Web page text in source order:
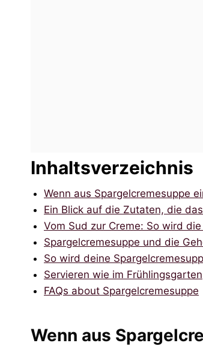
Inhaltsverzeichnis
Wenn aus Spargelcremesuppe
Ein Blick auf die Zutaten, die
Vom Sud zur Creme: So wird
Spargelcremesuppe und die
So wird deine
Servieren wie im Frühlingsgarten
FAQs about Spargelcremesuppe
Wenn aus